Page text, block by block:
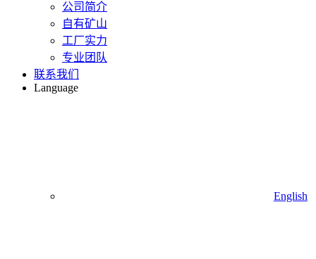
公司简介
自有矿山
工厂实力
专业团队
联系我们
Language
English